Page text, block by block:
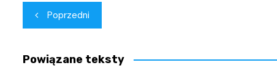
Nawigacja
wpisu
Poprzedni
Powiązane teksty